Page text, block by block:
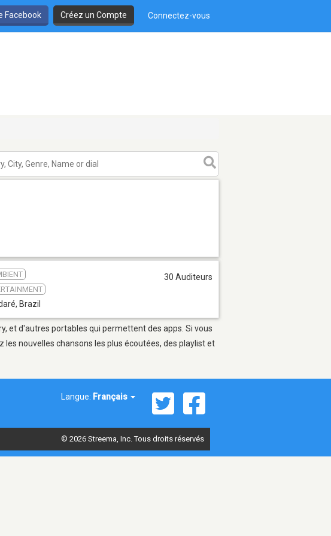
Facebook Créez un Compte Connectez-vous
, Brazil
30 Auditeurs
et d'autres portables qui permettent des apps. Si vous
nouvelles chansons les plus écoutées, des playlist et
Langue: Français
© 2026 Streema, Inc. Tous droits réservés